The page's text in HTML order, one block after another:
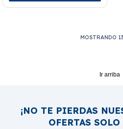
MOSTRANDO 13
Ir arriba
¡NO TE PIERDAS
OFERTAS SOLO